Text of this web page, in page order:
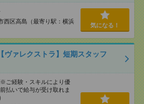
西区高島（最寄り駅：横浜
気になる！
ヴァレクストラ】短期スタッフ
経験・スキルにより優
払いで給与が受け取れま